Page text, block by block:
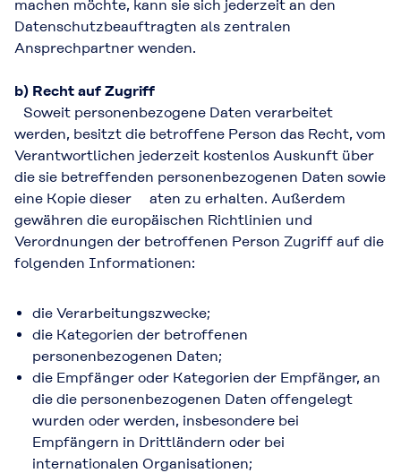
machen möchte, kann sie sich jederzeit an den
Datenschutzbeauftragten als zentralen
Ansprechpartner wenden.
b) Recht auf Zugriff
Soweit personenbezogene Daten verarbeitet
werden, besitzt die betroffene Person das Recht, vom
Verantwortlichen jederzeit kostenlos Auskunft über
die sie betreffenden personenbezogenen Daten sowie
eine Kopie dieser aten zu erhalten. Außerdem
gewähren die europäischen Richtlinien und
Verordnungen der betroffenen Person Zugriff auf die
folgenden Informationen:
die Verarbeitungszwecke;
die Kategorien der betroffenen
personenbezogenen Daten;
die Empfänger oder Kategorien der Empfänger, an
die die personenbezogenen Daten offengelegt
wurden oder werden, insbesondere bei
Empfängern in Drittländern oder bei
internationalen Organisationen;